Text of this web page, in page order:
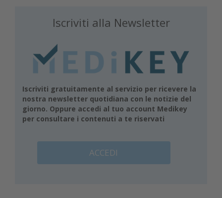
Iscriviti alla Newsletter
Iscriviti gratuitamente al servizio per ricevere la
nostra newsletter quotidiana con le notizie del
giorno. Oppure accedi al tuo account Medikey
per consultare i contenuti a te riservati
ACCEDI